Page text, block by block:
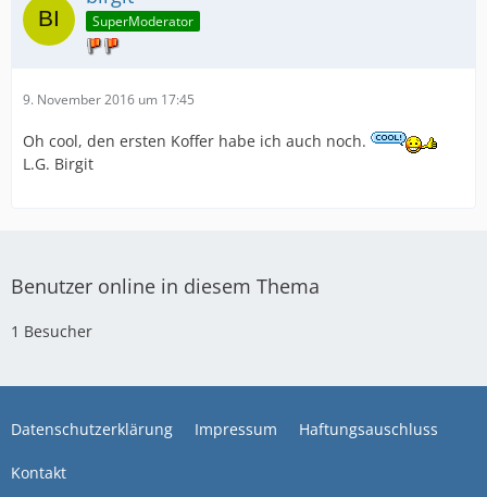
SuperModerator
9. November 2016 um 17:45
Oh cool, den ersten Koffer habe ich auch noch.
L.G. Birgit
Benutzer online in diesem Thema
1 Besucher
Datenschutzerklärung Impressum Haftungsauschluss
Kontakt